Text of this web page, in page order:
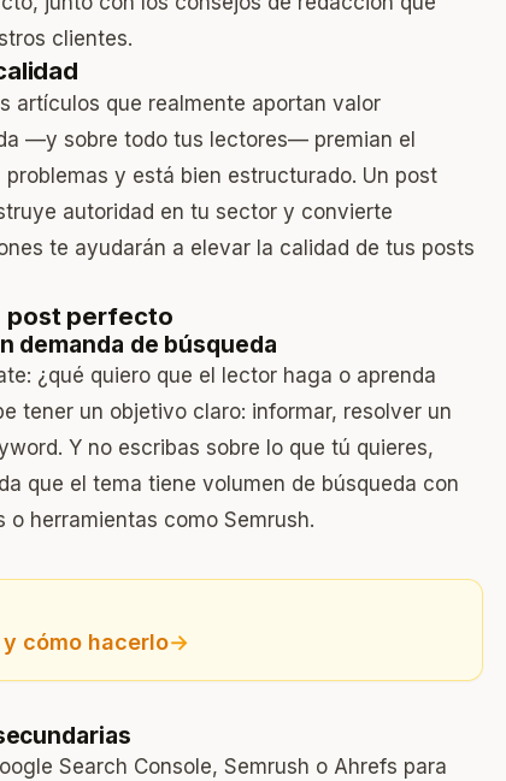
clientes.
artículos que realmente aportan valor
—y sobre todo tus lectores— premian el
y está bien estructurado. Un post
autoridad en tu sector y convierte
te ayudarán a elevar la calidad de tus posts
post perfecto
demanda de búsqueda
¿qué quiero que el lector haga o aprenda
tener un objetivo claro: informar, resolver un
Y no escribas sobre lo que tú quieres,
que el tema tiene volumen de búsqueda con
o herramientas como Semrush.
cómo hacerlo→
Search Console, Semrush o Ahrefs para